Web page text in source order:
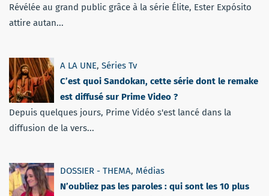
Révélée au grand public grâce à la série Élite, Ester Expósito
attire autan...
A LA UNE, Séries Tv
C’est quoi Sandokan, cette série dont le remake
est diffusé sur Prime Video ?
Depuis quelques jours, Prime Vidéo s'est lancé dans la
diffusion de la vers...
DOSSIER - THEMA, Médias
N’oubliez pas les paroles : qui sont les 10 plus